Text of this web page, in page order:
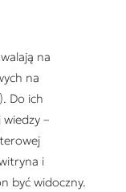
na
na
Do ich
–
i
być widoczny.